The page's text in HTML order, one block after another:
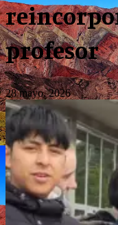
profesor
28 mayo, 2026